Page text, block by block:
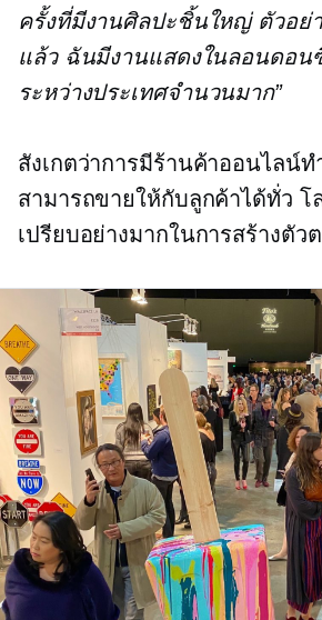
ครั้งที่มีงานศิลปะชิ้นใหญ่ ตัวอย่
แล้ว ฉันมีงานแสดงในลอนดอน
ระหว่างประเทศจำนวนมาก”
สังเกตว่าการมีร้านค้าออนไลน์
สามารถขายให้กับลูกค้าได้ทั่ว โ
เปรียบอย่างมากในการสร้างตัว